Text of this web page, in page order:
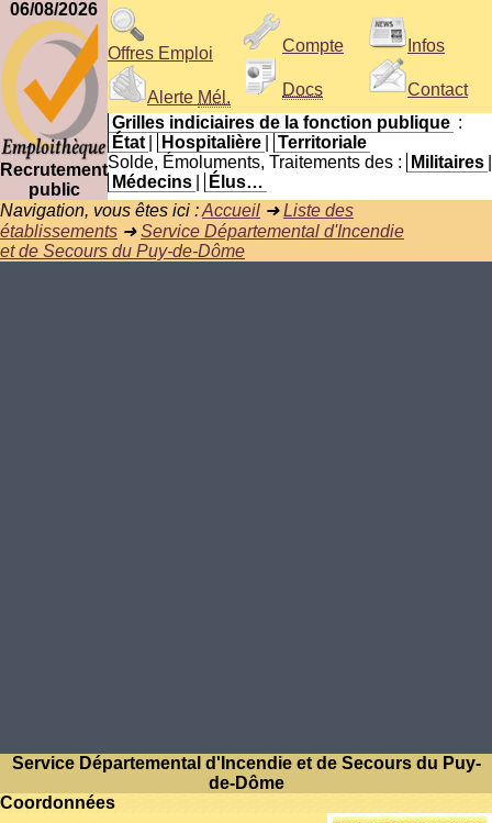
06/08/2026
Recrutement
public
Offres Emploi
Alerte Mél.
Compte
Docs
Infos
Contact
Grilles indiciaires de la fonction publique :
État
Hospitalière
Territoriale
Solde, Émoluments, Traitements des :
Militaires
Médecins
Élus…
Navigation, vous êtes ici :Accueil ➜Liste des
établissements ➜Service Départemental d'Incendie
et de Secours du Puy-de-Dôme
Service Départemental d'Incendie et de Secours du Puy-
de-Dôme
Coordonnées